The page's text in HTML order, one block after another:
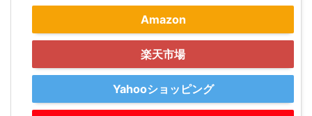
Amazon
楽天市場
Yahooショッピング